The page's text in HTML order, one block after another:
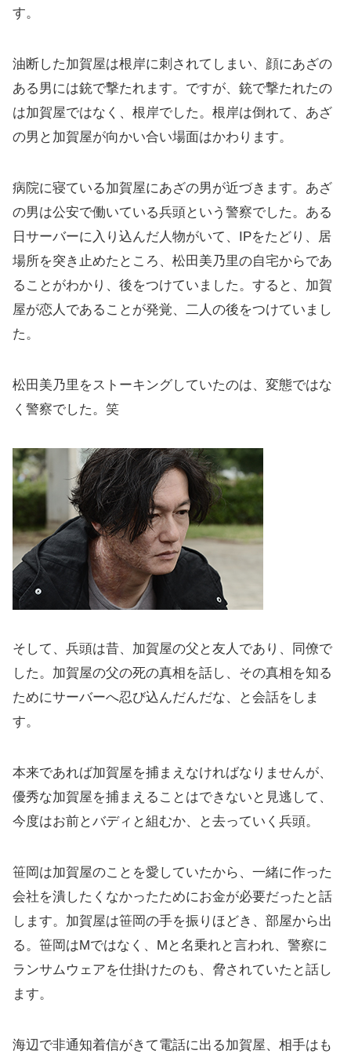
す。
油断した加賀屋は根岸に刺されてしまい、顔にあざの
ある男には銃で撃たれます。ですが、銃で撃たれたの
は加賀屋ではなく、根岸でした。根岸は倒れて、あざ
の男と加賀屋が向かい合い場面はかわります。
病院に寝ている加賀屋にあざの男が近づきます。あざ
の男は公安で働いている兵頭という警察でした。ある
日サーバーに入り込んだ人物がいて、IPをたどり、居
場所を突き止めたところ、松田美乃里の自宅からであ
ることがわかり、後をつけていました。すると、加賀
屋が恋人であることが発覚、二人の後をつけていまし
た。
松田美乃里をストーキングしていたのは、変態ではな
く警察でした。笑
そして、兵頭は昔、加賀屋の父と友人であり、同僚で
した。加賀屋の父の死の真相を話し、その真相を知る
ためにサーバーへ忍び込んだんだな、と会話をしま
す。
本来であれば加賀屋を捕まえなければなりませんが、
優秀な加賀屋を捕まえることはできないと見逃して、
今度はお前とバディと組むか、と去っていく兵頭。
笹岡は加賀屋のことを愛していたから、一緒に作った
会社を潰したくなかったためにお金が必要だったと話
します。加賀屋は笹岡の手を振りほどき、部屋から出
る。笹岡はMではなく、Mと名乗れと言われ、警察に
ランサムウェアを仕掛けたのも、脅されていたと話し
ます。
海辺で非通知着信がきて電話に出る加賀屋、相手はも